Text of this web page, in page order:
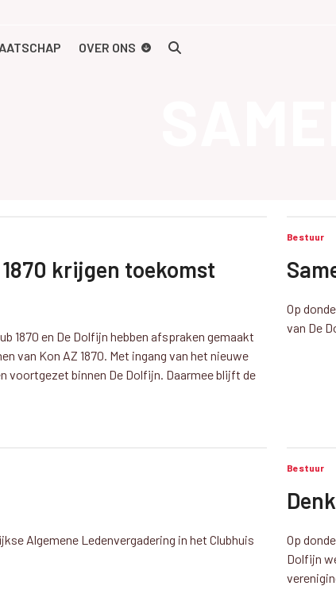
OVER ONS
krijgen toekomst
1870 en De Dolfijn hebben afspraken gemaakt
van Kon AZ 1870. Met ingang van het nieuwe
voortgezet binnen De Dolfijn. Daarmee blijft de
Bestuur
Op
van De
Algemene Ledenvergadering in het Clubhuis
Bestuur
Op
Dolfijn